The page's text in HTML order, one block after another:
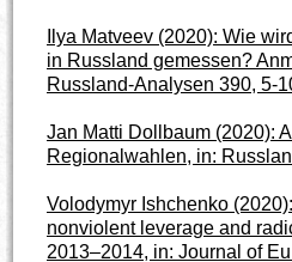
Ilya Matveev (2020): Wie
in Russland gemessen?
Russland-Analysen 390, 5-
Jan Matti Dollbaum (2020):
Regionalwahlen, in:
Volodymyr Ishchenko
nonviolent leverage and
2013–2014, in: Journal of